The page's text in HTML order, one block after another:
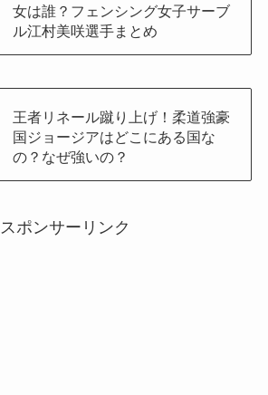
女は誰？フェンシング女子サーブ
ル江村美咲選手まとめ
王者リネール蹴り上げ！柔道強豪
国ジョージアはどこにある国な
の？なぜ強いの？
スポンサーリンク